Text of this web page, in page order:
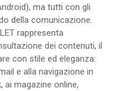
ma tutti con gli
della comunicazione.
rappresenta
dei contenuti, il
con stile ed eleganza:
e alla navigazione in
ai magazine online,